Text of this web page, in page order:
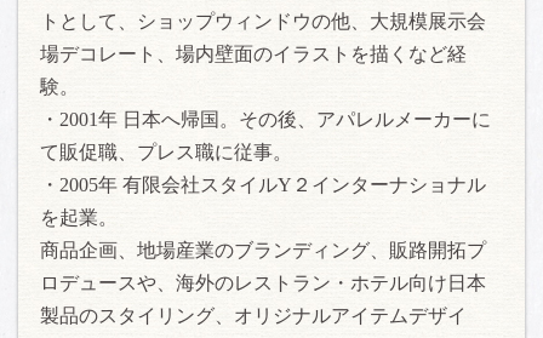
トとして、ショップウィンドウの他、大規模展示会
場デコレート、場内壁面のイラストを描くなど経
験。
・2001年 日本へ帰国。その後、アパレルメーカーに
て販促職、プレス職に従事。
・2005年 有限会社スタイルY２インターナショナル
を起業。
商品企画、地場産業のブランディング、販路開拓プ
ロデュースや、海外のレストラン・ホテル向け日本
製品のスタイリング、オリジナルアイテムデザイ